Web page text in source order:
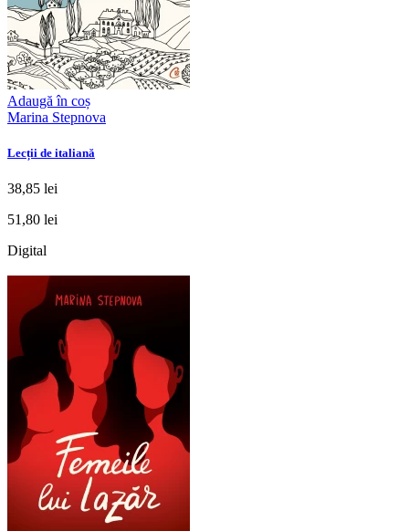
Adaugă în coș
Marina Stepnova
Lecții de italiană
38,85 lei
51,80 lei
Digital